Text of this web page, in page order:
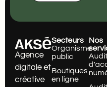
Agence
digitale et
créative
Nos
Audit
Secteurs
Organisme
public
Boutiques
en ligne